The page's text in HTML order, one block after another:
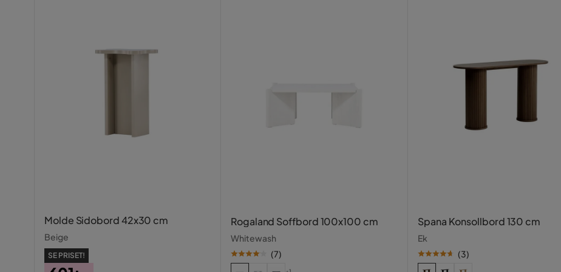
Molde Sidobord 42x30 cm
Beige
SE PRISET!
Rogaland Soffbord 100x100 cm
Whitewash
(7)
Spana Konsollbord 130 cm
Ek
(3)